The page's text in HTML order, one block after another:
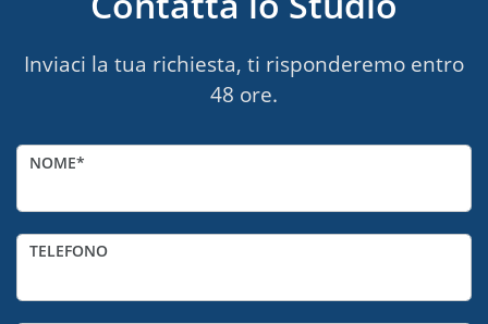
Inviaci la tua richiesta, ti risponderemo entro
48 ore.
NOME
TELEFONO